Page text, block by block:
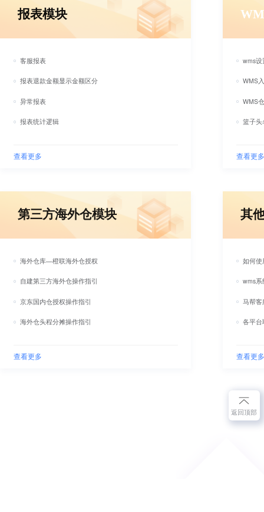
报表模块
客服报表
报表退款金额显示金额区分
异常报表
报表统计逻辑
查看更多
wms
WMS
WMS
篮子头
查看更多
第三方海外仓模块
海外仓库—橙联海外仓授权
自建第三方海外仓操作指引
京东国内仓授权操作指引
海外仓头程分摊操作指引
查看更多
其
如何使
wms
马帮客
各平台
查看更多
返回顶部